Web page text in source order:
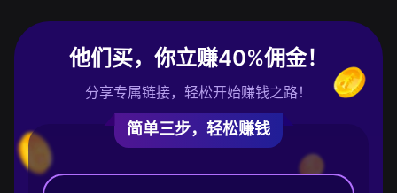
他们买，你立赚40%佣金！
分享专属链接，轻松开始赚钱之路！
简单三步，轻松赚钱